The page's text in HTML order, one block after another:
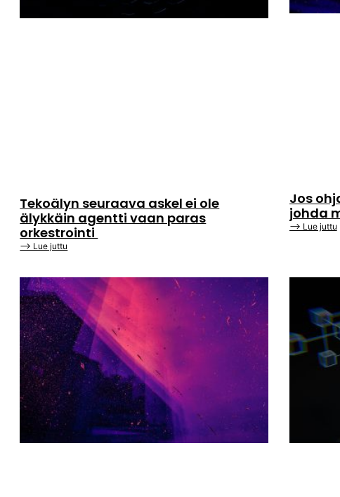
Tekoälyn seuraava askel ei ole
älykkäin agentti vaan paras
orkestrointi
⟶ Lue juttu
Jos
johda
⟶ Lue juttu